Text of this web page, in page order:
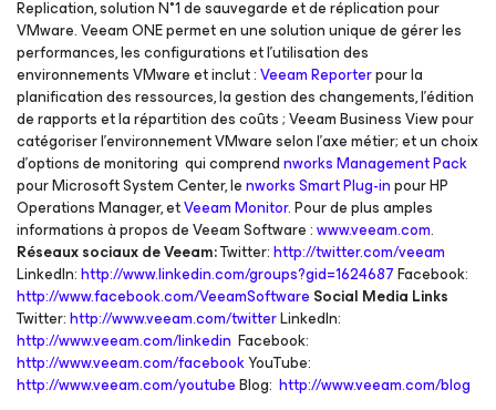
Replication, solution N°1 de sauvegarde et de réplication pour
VMware. Veeam ONE permet en une solution unique de gérer les
performances, les configurations et l’utilisation des
environnements VMware et inclut :Veeam Reporterpour la
planification des ressources, la gestion des changements, l’édition
de rapports et la répartition des coûts ; Veeam Business View pour
catégoriser l’environnement VMware selon l’axe métier; et un choix
d’options de monitoring qui comprendnworks Management Pack
pour Microsoft System Center, lenworks Smart Plug-inpour HP
Operations Manager, etVeeam Monitor. Pour de plus amples
informations à propos de Veeam Software :www.veeam.com.
Réseaux sociaux de Veeam:Twitter:http://twitter.com/veeam
LinkedIn:http://www.linkedin.com/groups?gid=1624687Facebook:
http://www.facebook.com/VeeamSoftware Social Media Links
Twitter:http://www.veeam.com/twitterLinkedIn:
http://www.veeam.com/linkedin Facebook:
http://www.veeam.com/facebookYouTube:
http://www.veeam.com/youtubeBlog: http://www.veeam.com/blog